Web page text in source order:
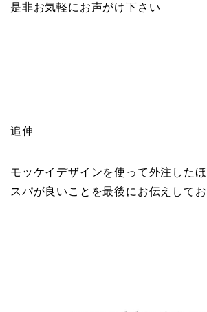
是非お気軽にお声がけ下さい
追伸
モッケイデザインを使って外注した
スパが良いことを最後にお伝えして